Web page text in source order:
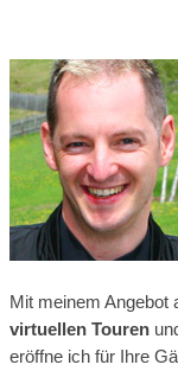
Mit meinem Angebot
virtuellen Touren
eröffne ich für Ihre